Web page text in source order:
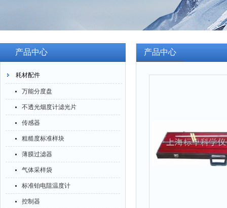
产品中心
耗材配件
万能分度盘
不透光烟度计滤光片
传感器
粗糙度标准样块
薄膜过滤器
气体采样袋
标准铂电阻温度计
控制器
产品中心